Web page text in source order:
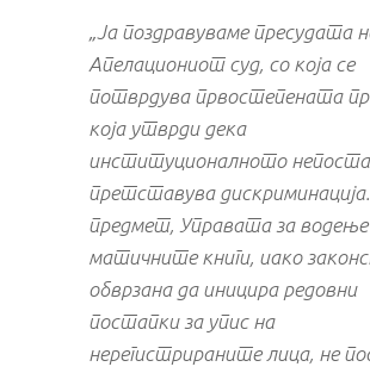
„Ја поздравуваме пресудата
Апелациониот суд, со која се
потврдува првостепената
која утврди дека
институционалното
претставува
предмет, Управата за
матичните книги, иако
обврзана да иницира редовни
постапки за упис на
нерегистрираните лица, не